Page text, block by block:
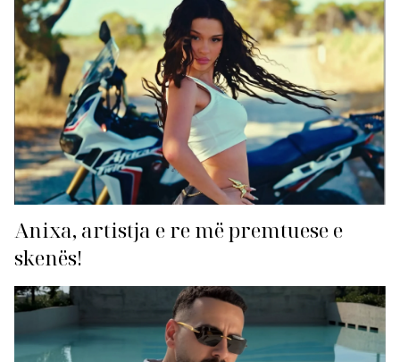
Anixa, artistja e re më premtuese e
skenës!